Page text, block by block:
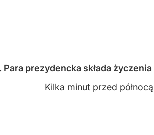
Para prezydencka składa
Kilka minut przed